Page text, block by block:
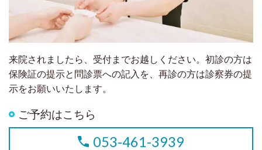
来院されましたら、受付までお越しください。初診の方は
保険証の提示と問診票への記入を、再診の方は診察券の提
示をお願いいたします。
ご予約はこちら
053-461-3939